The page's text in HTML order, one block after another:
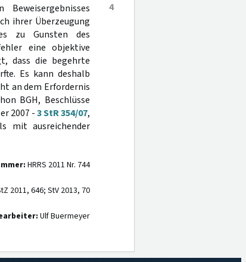
4
ihrer Überzeugung
zu Gunsten des
eine objektive
dass die begehrte
Es kann deshalb
an dem Erfordernis
BGH, Beschlüsse
2007 -3 StR 354/07,
mit ausreichender
HRRS 2011 Nr. 744
2011, 646; StV 2013, 70
Ulf Buermeyer